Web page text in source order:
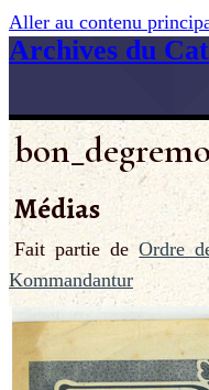
Aller au contenu
Archives du
Médias
Fait partie deOrdre
Kommandantur